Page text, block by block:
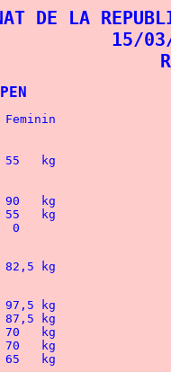
DE LA
15/
Zodererova	:  55   kg
Andersova	:  55   kg
:   0
Svadlenkova	:  65   kg